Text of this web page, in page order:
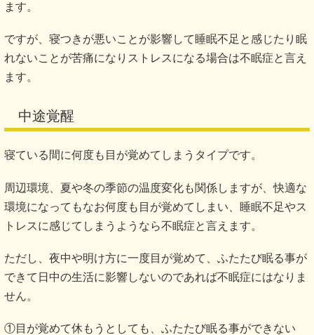
ます。
ですが、寝つきが悪いことが影響して睡眠不足と感じたり眠
れないことが苦痛になりストレスになる場合は不眠症と言え
ます。
中途覚醒
寝ている間に何度も目が覚めてしまうタイプです。
周辺環境、夏や冬の季節の温度変化も関係しますが、快適な
環境になってもなお何度も目が覚めてしまい、睡眠不足やス
トレスに感じてしまうようなら不眠症と言えます。
ただし、夜中や明け方に一度目が覚めて、ふたたび眠る事が
できて日中の生活に影響しないのであれば不眠症にはなりま
せん。
①目が覚めて休もうとしても、ふたたび眠る事ができない